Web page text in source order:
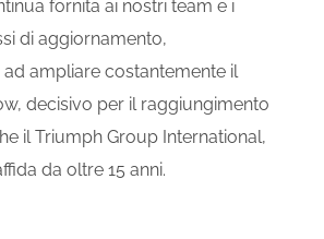
fornita ai nostri team e i
di aggiornamento,
ampliare costantemente il
decisivo per il raggiungimento
il Triumph Group International,
da oltre 15 anni.